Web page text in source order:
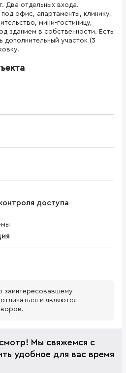
Два отдельных входа.
офис, апартаменты, клинику,
мини-гостиницу,
зданием в собственности. Есть
дополнительный участок (3
доступа
заинтересовавшему
и являются
Мы свяжемся с
удобное для вас время